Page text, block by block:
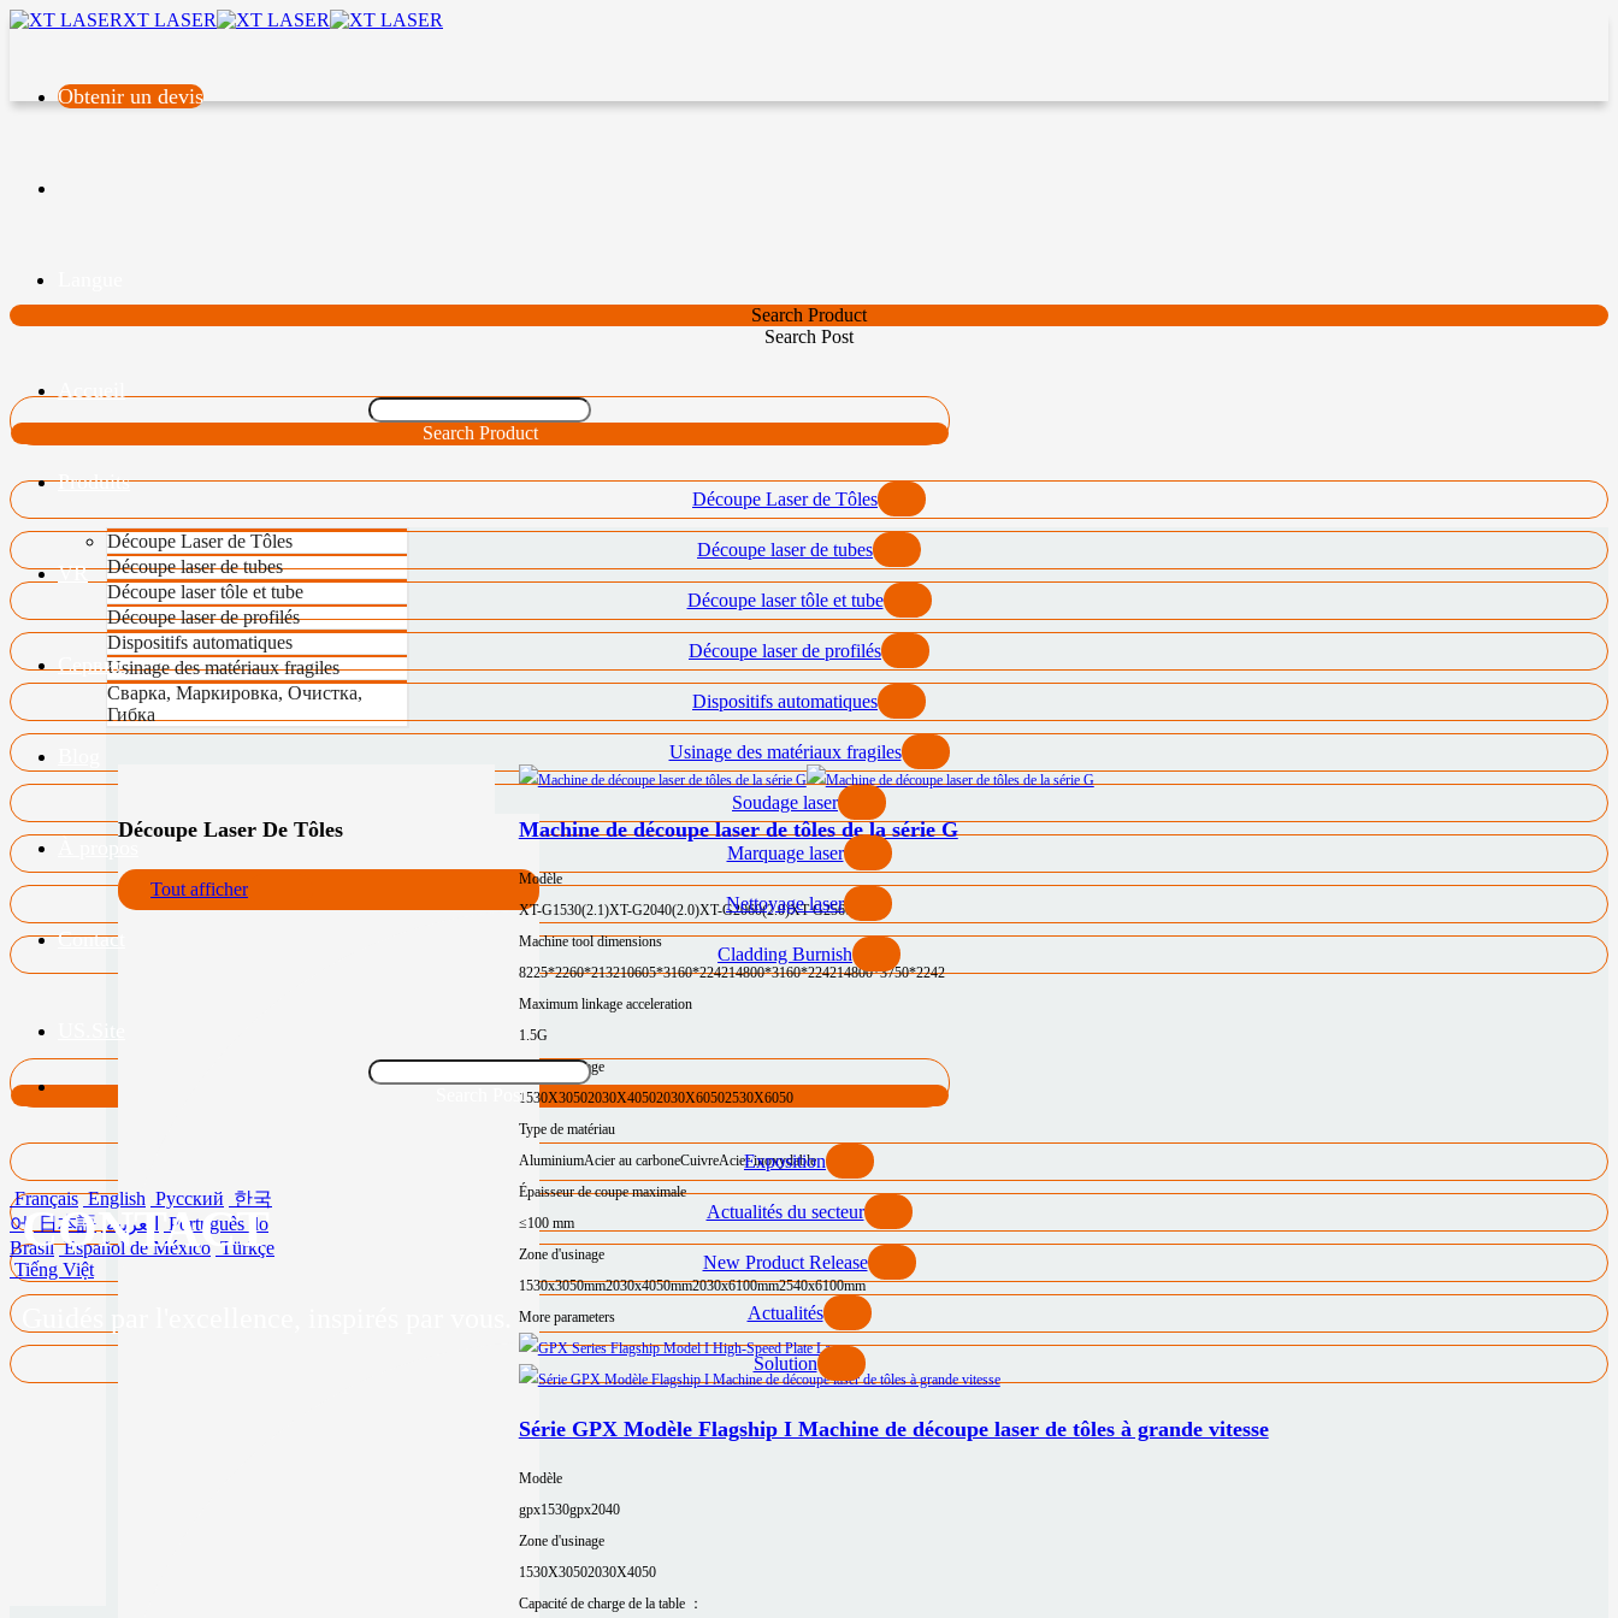
XT LASER
Obtenir un devis
Accueil
Produits
Découpe Laser de Tôles
Découpe laser de tubes
Découpe laser tôle et tube
Découpe laser de profilés
Dispositifs automatiques
Usinage des matériaux fragiles
Сварка, Маркировка, Очистка,
Гибка
Découpe Laser De Tôles
Tout afficher
Machine de découpe laser de tôles de la série G
Modèle
XT-G1530(2.1)XT-G2040(2.0)XT-G2060(2.0)XT-G2560(2.0)
Machine tool dimensions
8225*2260*213210605*3160*224214800*3160*224214800*3750*2242
Maximum linkage acceleration
1.5G
Zone d'usinage
1530X30502030X40502030X60502530X6050
Type de matériau
AluminiumAcier au carboneCuivreAcier inoxydable
Épaisseur de coupe maximale
≤100 mm
Zone d'usinage
1530x3050mm2030x4050mm2030x6100mm2540x6100mm
More parameters
Série GPX Modèle Flagship I Machine de découpe laser de tôles à grande vitesse
Modèle
gpx1530gpx2040
Zone d'usinage
1530X30502030X4050
Capacité de charge de la table ：
VR
Сервис
Contact
Français English Русский 한국
어
日本語 العربية
Português do
Brasil Español de México Türkçe
Tiếng Việt
Search Product
Search Post
Search Product
Découpe Laser de Tôles
Découpe laser de tubes
Découpe laser tôle et tube
Découpe laser de profilés
Dispositifs automatiques
Usinage des matériaux fragiles
Soudage laser
Marquage laser
Nettoyage laser
Cladding Burnish
Search Post
Exposition
Actualités du secteur
New Product Release
Actualités
Solution
CONTACT